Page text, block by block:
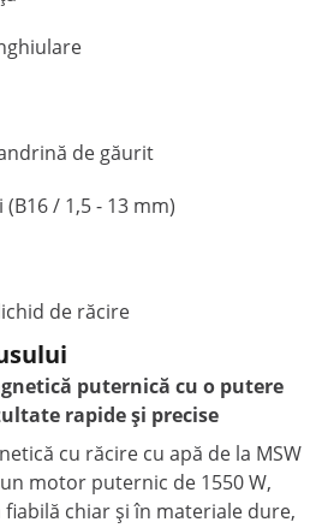
de găurit
/ 1,5 - 13 mm)
de răcire
puternică cu o putere
rapide și precise
cu răcire cu apă de la MSW
motor puternic de 1550 W,
chiar și în materiale dure,